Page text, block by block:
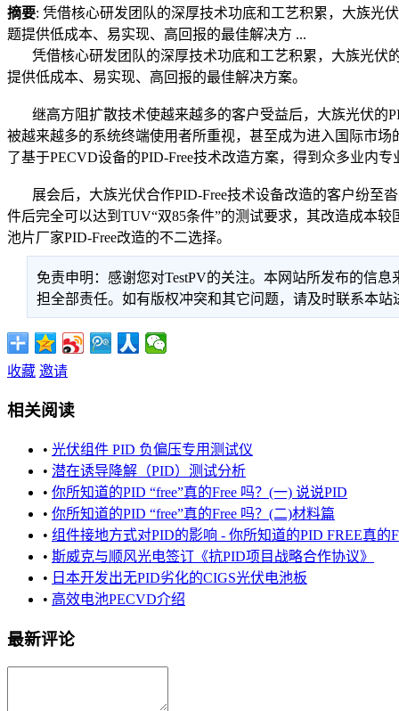
摘要: 凭借核心研发团队的深厚技术功底和工艺积累，大族光
题提供低成本、易实现、高回报的最佳解决方 ...
凭借核心研发团队的深厚技术功底和工艺积累，大族光伏
提供低成本、易实现、高回报的最佳解决方案。
继高方阻扩散技术使越来越多的客户受益后，大族光伏的
被越来越多的系统终端使用者所重视，甚至成为进入国际市
了基于PECVD设备的PID-Free技术改造方案，得到众多业内
展会后，大族光伏合作PID-Free技术设备改造的客户纷至
件后完全可以达到TUV“双85条件”的测试要求，其改造成本
池片厂家PID-Free改造的不二选择。
免责申明：感谢您对TestPV的关注。本网站所发布的信
担全部责任。如有版权冲突和其它问题，请及时联系本
收藏 邀请
相关阅读
• 光伏组件 PID 负偏压专用测试仪
• 潜在诱导降解（PID）测试分析
• 你所知道的PID “free”真的Free 吗？(一) 说说PID
• 你所知道的PID “free”真的Free 吗？(二)材料篇
• 组件接地方式对PID的影响 - 你所知道的PID FREE真的
• 斯威克与顺风光电签订《抗PID项目战略合作协议》
• 日本开发出无PID劣化的CIGS光伏电池板
• 高效电池PECVD介绍
最新评论